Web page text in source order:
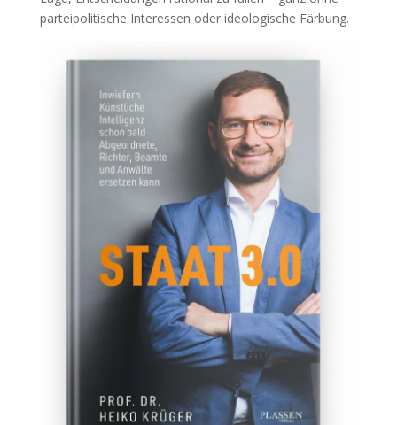
parteipolitische Interessen oder ideologische Färbung.